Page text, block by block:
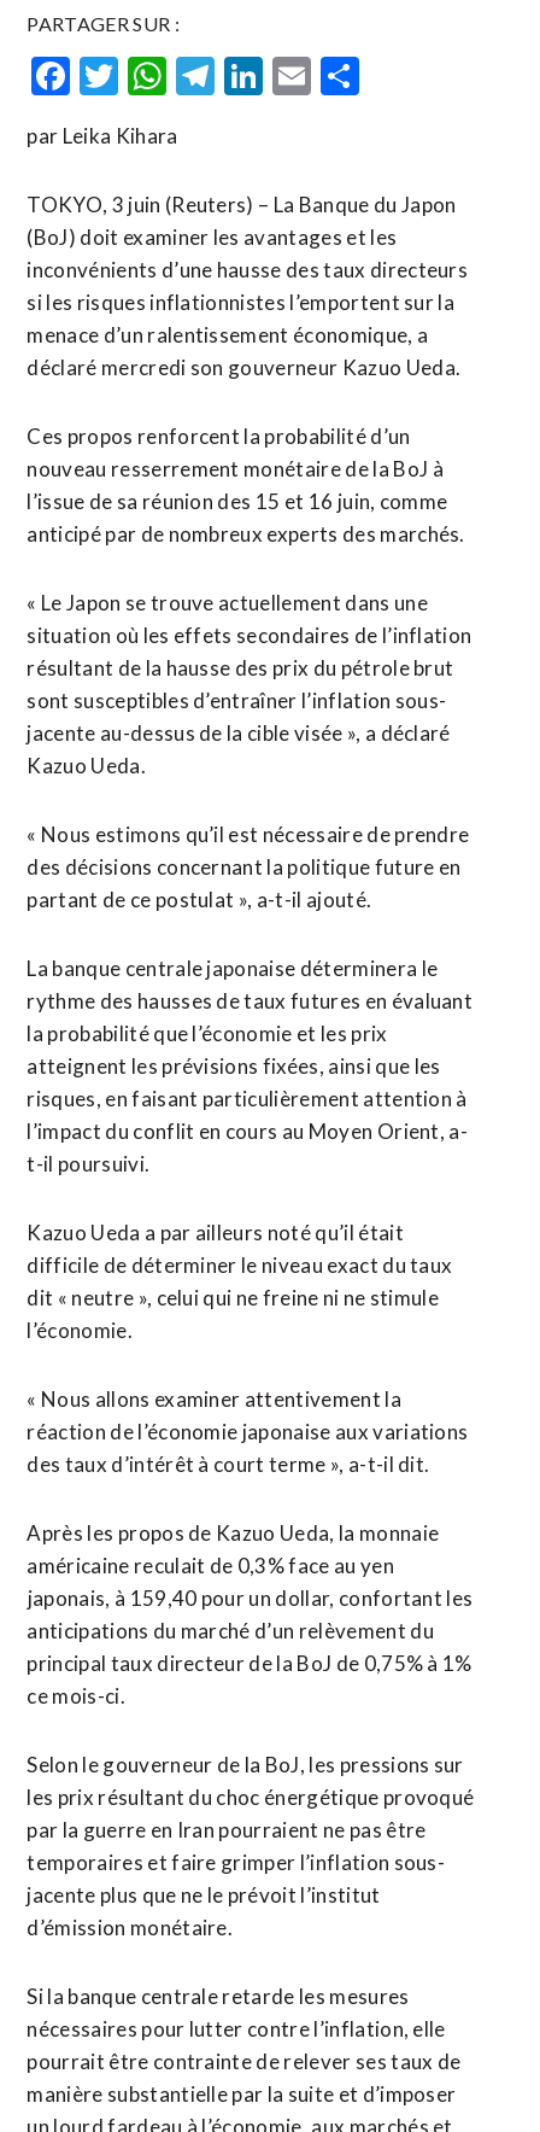
PARTAGER SUR :
Facebook
Twitter
WhatsApp
Telegram
LinkedIn
Email
par Leika Kihara
TOKYO, 3 juin (Reuters) – La Banque du Japon
(BoJ) doit examiner les avantages et les
inconvénients d’une hausse des taux directeurs
si les risques inflationnistes l’emportent sur la
menace d’un ralentissement économique, a
déclaré mercredi son gouverneur Kazuo Ueda.
Ces propos renforcent la probabilité d’un
nouveau ​resserrement monétaire ‌de la BoJ à
l’issue de sa réunion ​des 15 et ⁠16 juin, comme
anticipé par de nombreux experts des marchés.
« Le Japon ‌se trouve actuellement ‌dans une
situation où les effets secondaires de l’inflation
résultant de la hausse des prix du pétrole brut
sont susceptibles d’entraîner l’inflation sous-
jacente au-dessus de la cible visée », ​a déclaré
Kazuo Ueda.
« Nous estimons qu’il est nécessaire de prendre
des décisions concernant la politique future en
partant de ce postulat », a-t-il ajouté.
La banque centrale japonaise déterminera le
rythme des hausses de taux futures en évaluant
la probabilité que l’économie et les prix
atteignent les prévisions fixées, ainsi que ⁠les
risques, en faisant particulièrement attention à
l’impact du conflit en cours au Moyen ⁠Orient, a-
t-il poursuivi.
Kazuo Ueda a par ailleurs noté qu’il était
difficile de déterminer le niveau exact du taux
dit « neutre », celui qui ne freine ni ne stimule
l’économie.
« Nous allons examiner attentivement la
réaction de l’économie japonaise aux variations
des taux d’intérêt à court terme », a-t-il dit.
Après les ⁠propos ‌de Kazuo Ueda, la monnaie
américaine reculait de 0,3% face au yen
⁠japonais, à 159,40 pour un dollar, confortant les
anticipations du ​marché d’un relèvement ​du
principal taux directeur de la BoJ de 0,75% à 1%
ce mois-ci.
Selon le gouverneur ​de la BoJ, les pressions sur
les prix résultant du choc énergétique provoqué
par la guerre en Iran pourraient ne ‌pas être
temporaires et ​faire grimper l’inflation sous-
jacente plus que ne le prévoit l’institut
d’émission monétaire.
Si la banque centrale ​retarde les mesures
nécessaires pour lutter contre l’inflation, elle
pourrait être contrainte de relever ses taux de
manière substantielle par la suite et d’imposer
un lourd fardeau à l’économie, aux marchés et